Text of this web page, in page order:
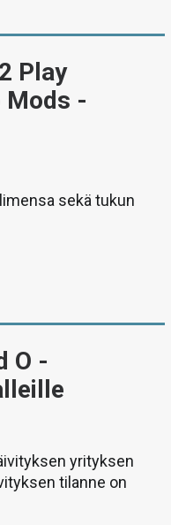
Play
Mods -
sekä tukun
O -
yrityksen
tilanne on